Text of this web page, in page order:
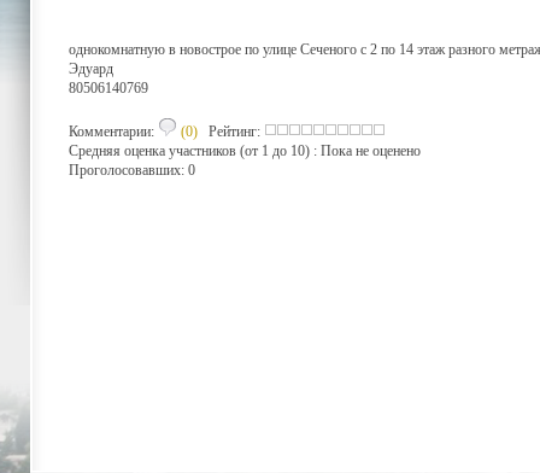
однокомнатную в новострое по улице Сеченого с 2 по 14 этаж разного
Эдуард
80506140769
Комментарии: (0) Рейтинг:
Средняя оценка участников (от 1 до 10) : Пока не оценено
Проголосовавших: 0